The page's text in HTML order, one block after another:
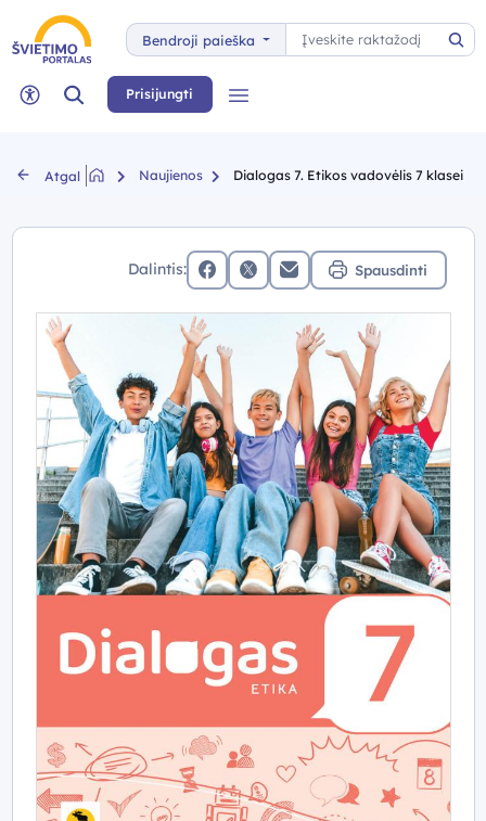
Bendroji paieška
Paieška
Neįgaliųjų rėžimas
Paieška Prisijungti
Atgal Naujienos Dialogas 7. Etikos vadovėlis 7 klasei
Dalintis:
facebookx (twitter)Elektroninis paštas
Spausdinti